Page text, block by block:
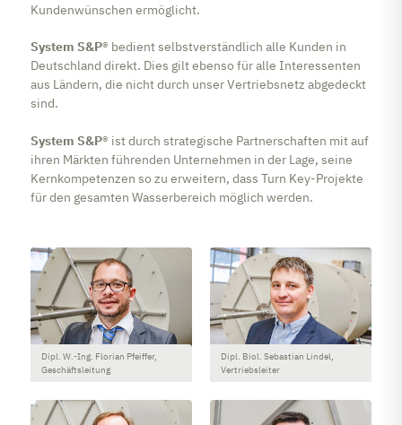
Kundenwünschen ermöglicht.
System S&P® bedient selbstverständlich alle Kunden in
Deutschland direkt. Dies gilt ebenso für alle Interessenten
aus Ländern, die nicht durch unser Vertriebsnetz abgedeckt
sind.
System S&P® ist durch strategische Partnerschaften mit auf
ihren Märkten führenden Unternehmen in der Lage, seine
Kernkompetenzen so zu erweitern, dass Turn Key-Projekte
für den gesamten Wasserbereich möglich werden.
Dipl. W.-Ing. Florian Pfeiffer,
Geschäftsleitung
Dipl. Biol. Sebastian Lindel,
Vertriebsleiter